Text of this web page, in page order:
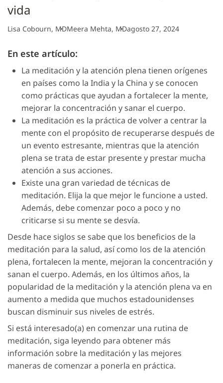
vida
Lisa Cobourn, MDMeera Mehta, MDagosto 27, 2024
En este artículo:
La meditación y la atención plena tienen orígenes
en países como la India y la China y se conocen
como prácticas que ayudan a fortalecer la mente,
mejorar la concentración y sanar el cuerpo.
La meditación es la práctica de volver a centrar la
mente con el propósito de recuperarse después de
un evento estresante, mientras que la atención
plena se trata de estar presente y prestar mucha
atención a sus acciones.
Existe una gran variedad de técnicas de
meditación. Elija la que mejor le funcione a usted.
Además, debe comenzar poco a poco y no
criticarse si su mente se desvía.
Desde hace siglos se sabe que los beneficios de la
meditación para la salud, así como los de la atención
plena, fortalecen la mente, mejoran la concentración y
sanan el cuerpo. Además, en los últimos años, la
popularidad de la meditación y la atención plena va en
aumento a medida que muchos estadounidenses
buscan disminuir sus niveles de estrés.
Si está interesado(a) en comenzar una rutina de
meditación, siga leyendo para obtener más
información sobre la meditación y las mejores
maneras de comenzar a ponerla en práctica.